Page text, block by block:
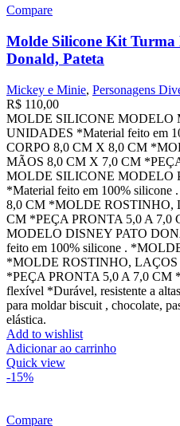
Compare
Molde Silicone Kit
Donald, Pateta
Mickey e Minie, Personagens
R$ 110,00
MOLDE SILICONE MODELO
UNIDADES *Material feito em
CORPO 8,0 CM X 8,0 CM
MÃOS 8,0 CM X 7,0 CM
MOLDE SILICONE MODELO
*Material feito em 100%
8,0 CM *MOLDE ROSTINHO,
CM *PEÇA PRONTA 5,0 A
MODELO DISNEY PATO
feito em 100% silicone .
*MOLDE ROSTINHO,
*PEÇA PRONTA 5,0 A 7,0 CM
flexível *Durável, resistente a
para moldar biscuit , chocolate,
elástica.
Add to wishlist
Adicionar ao carrinho
Quick view
-15%
Compare